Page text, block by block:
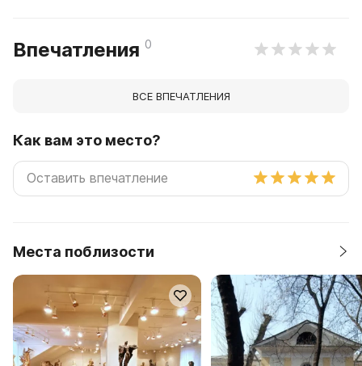
Впечатления 0
ВСЕ ВПЕЧАТЛЕНИЯ
Как вам это место?
Места поблизости